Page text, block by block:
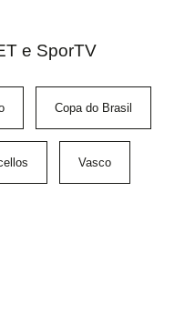
e SporTV
Copa do Brasil
Vasco